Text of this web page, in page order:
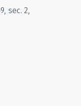
sec. 2,